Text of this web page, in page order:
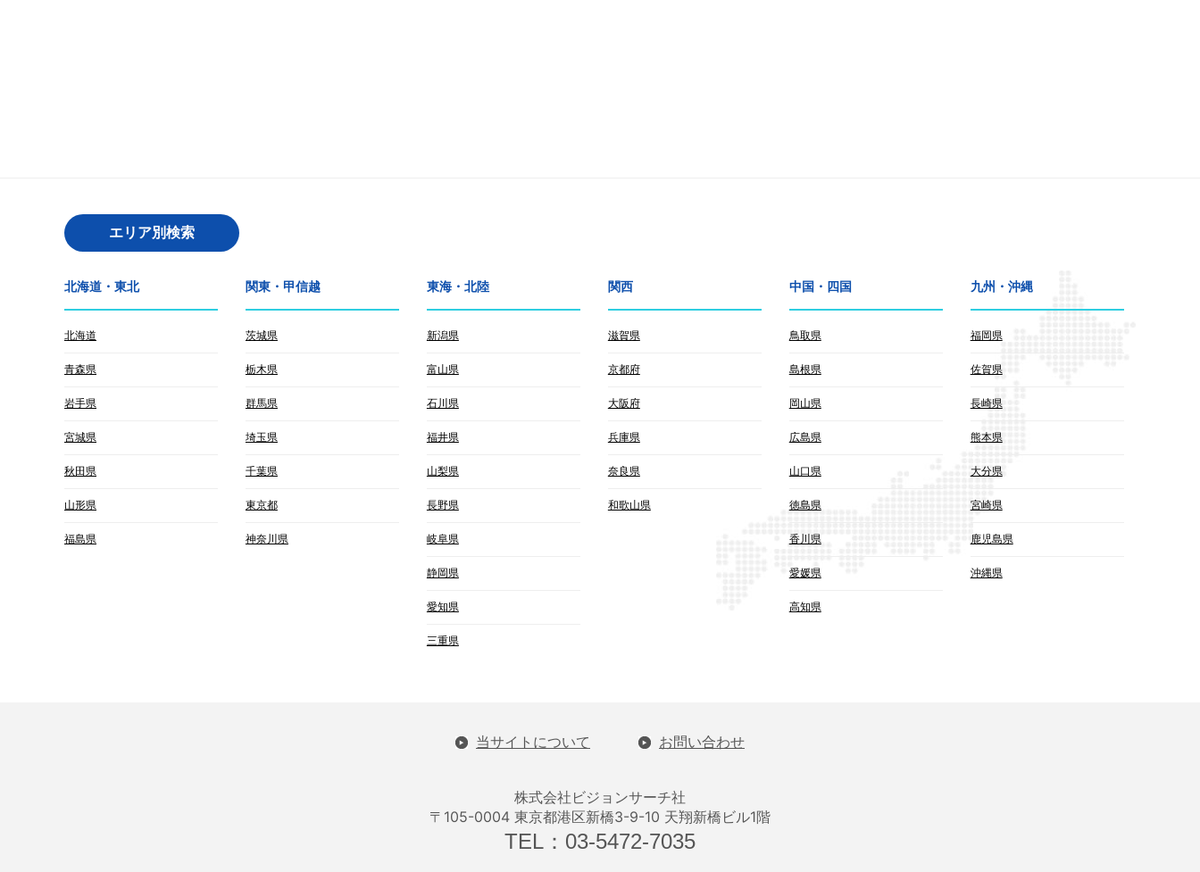
エリア別検索
北海道・東北
北海道
青森県
岩手県
宮城県
秋田県
山形県
福島県
関東・甲信越
茨城県
栃木県
群馬県
埼玉県
千葉県
東京都
神奈川県
東海・北陸
新潟県
富山県
石川県
福井県
山梨県
長野県
岐阜県
静岡県
愛知県
三重県
関西
滋賀県
京都府
大阪府
兵庫県
奈良県
和歌山県
中国・四国
鳥取県
島根県
岡山県
広島県
山口県
徳島県
香川県
愛媛県
高知県
九州・沖縄
福岡県
佐賀県
長崎県
熊本県
大分県
宮崎県
鹿児島県
沖縄県
当サイトについて お問い合わせ
株式会社ビジョンサーチ社
〒105-0004 東京都港区新橋3-9-10 天翔新橋ビル1階
TEL：03-5472-7035